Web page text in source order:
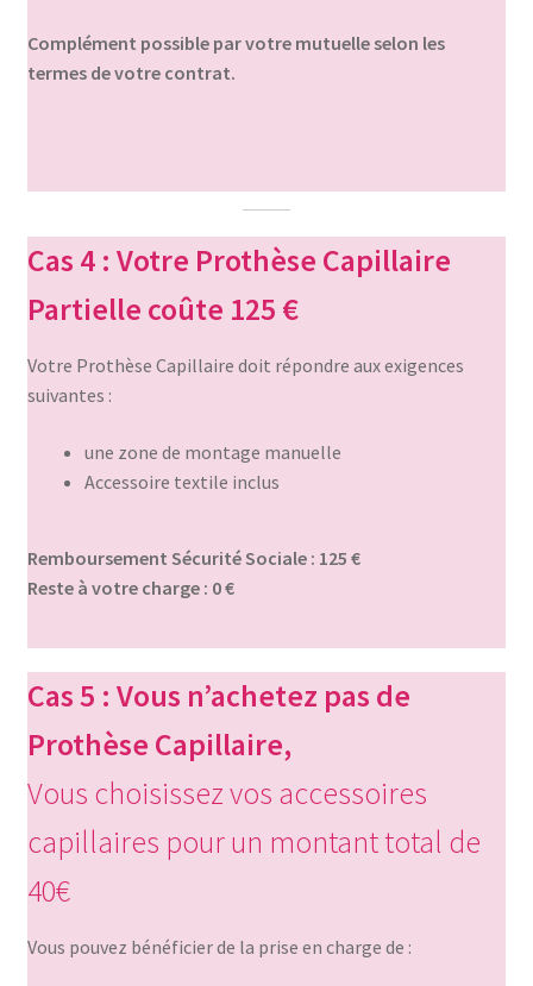
Complément possible par votre mutuelle selon les
termes de votre contrat.
Cas 4 : Votre Prothèse Capillaire
Partielle coûte 125 €
Votre Prothèse Capillaire doit répondre aux exigences
suivantes :
une zone de montage manuelle
Accessoire textile inclus
Remboursement Sécurité Sociale : 125 €
Reste à votre charge : 0 €
Cas 5 : Vous n’achetez pas de
Prothèse Capillaire,
Vous choisissez vos accessoires
capillaires pour un montant total de
40€
Vous pouvez bénéficier de la prise en charge de :